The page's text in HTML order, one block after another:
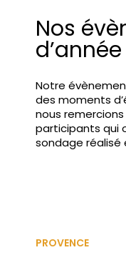
Nos
d’année
Notre
des moments
nous
participants qui
sondage
PROVENCE